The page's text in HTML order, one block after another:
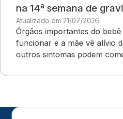
na 14ª semana de
Atualizado em 21/07/2026
Órgãos importantes do
funcionar e a mãe vê alívio
outros sintomas podem